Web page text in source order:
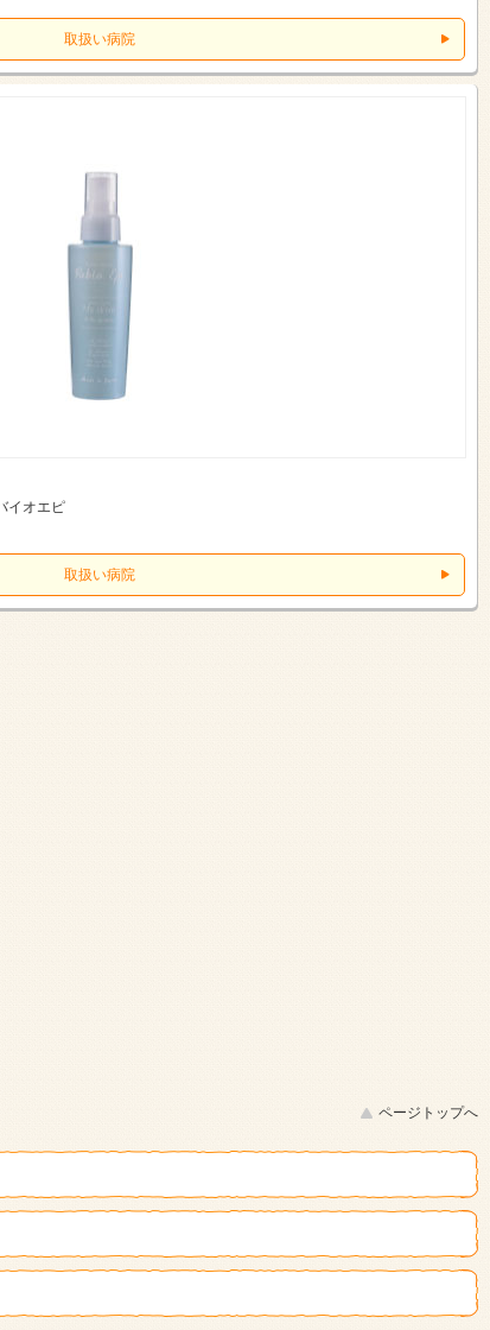
取扱い病院
イオエピ
取扱い病院
ページトップへ